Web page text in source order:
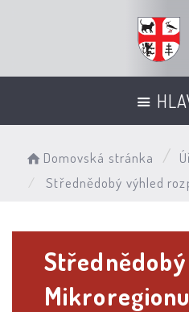
Domovská stránka
Střednědobý výhled